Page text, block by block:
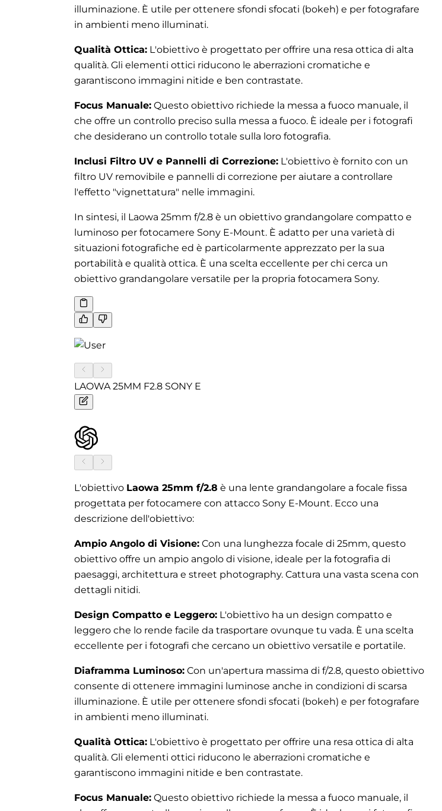
illuminazione. È utile per ottenere sfondi sfocati (bokeh) e per fotografare
in ambienti meno illuminati.
Qualità Ottica:L'obiettivo è progettato per offrire una resa ottica di alta
qualità. Gli elementi ottici riducono le aberrazioni cromatiche e
garantiscono immagini nitide e ben contrastate.
Focus Manuale:Questo obiettivo richiede la messa a fuoco manuale, il
che offre un controllo preciso sulla messa a fuoco. È ideale per i fotografi
che desiderano un controllo totale sulla loro fotografia.
Inclusi Filtro UV e Pannelli di Correzione:L'obiettivo è fornito con un
filtro UV removibile e pannelli di correzione per aiutare a controllare
l'effetto "vignettatura" nelle immagini.
In sintesi, il Laowa 25mm f/2.8 è un obiettivo grandangolare compatto e
luminoso per fotocamere Sony E-Mount. È adatto per una varietà di
situazioni fotografiche ed è particolarmente apprezzato per la sua
portabilità e qualità ottica. È una scelta eccellente per chi cerca un
obiettivo grandangolare versatile per la propria fotocamera Sony.
LAOWA 25MM F2.8 SONY E
L'obiettivo Laowa 25mm f/2.8 è una lente grandangolare a focale fissa
progettata per fotocamere con attacco Sony E-Mount. Ecco una
descrizione dell'obiettivo:
Ampio Angolo di Visione:Con una lunghezza focale di 25mm, questo
obiettivo offre un ampio angolo di visione, ideale per la fotografia di
paesaggi, architettura e street photography. Cattura una vasta scena con
dettagli nitidi.
Design Compatto e Leggero:L'obiettivo ha un design compatto e
leggero che lo rende facile da trasportare ovunque tu vada. È una scelta
eccellente per i fotografi che cercano un obiettivo versatile e portatile.
Diaframma Luminoso:Con un'apertura massima di f/2.8, questo obiettivo
consente di ottenere immagini luminose anche in condizioni di scarsa
illuminazione. È utile per ottenere sfondi sfocati (bokeh) e per fotografare
in ambienti meno illuminati.
Qualità Ottica:L'obiettivo è progettato per offrire una resa ottica di alta
qualità. Gli elementi ottici riducono le aberrazioni cromatiche e
garantiscono immagini nitide e ben contrastate.
Focus Manuale:Questo obiettivo richiede la messa a fuoco manuale, il